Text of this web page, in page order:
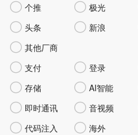
 个推  极光
 头条  新浪
 其他厂商
 支付  登录
 存储  AI智能
 即时通讯  音视频
 代码注入  海外